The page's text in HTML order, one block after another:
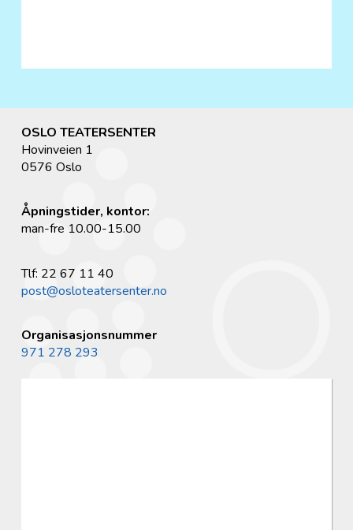
OSLO TEATERSENTER
Hovinveien 1
0576 Oslo
Åpningstider, kontor:
man-fre 10.00-15.00
Tlf: 22 67 11 40
post@osloteatersenter.no
Organisasjonsnummer
971 278 293